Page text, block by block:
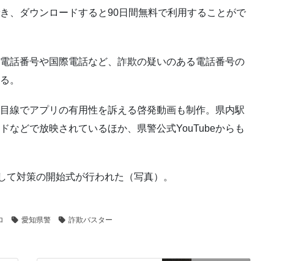
、ダウンロードすると90日間無料で利用することがで
話番号や国際電話など、詐欺の疑いのある電話番号の
。
線でアプリの有用性を訴える啓発動画も制作。県内駅
などで放映されているほか、県警公式YouTubeからも
対策の開始式が行われた（写真）。
愛知県警 詐欺バスター